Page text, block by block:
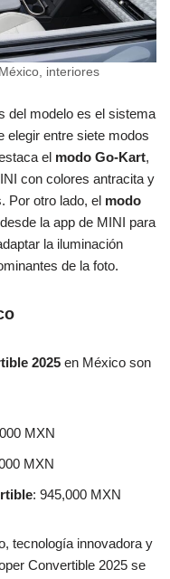
interiores
del modelo es el sistema
elegir entre siete modos
el modo Go-Kart,
con colores antracita y
Por otro lado, el modo
la app de MINI para
la iluminación
de la foto.
2025 en México son
MXN
MXN
: 945,000 MXN
tecnología innovadora y
Convertible 2025 se